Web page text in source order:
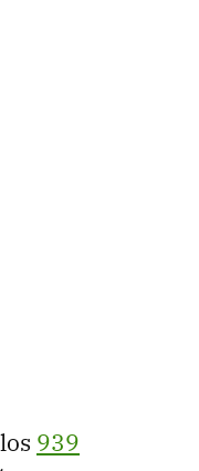
939